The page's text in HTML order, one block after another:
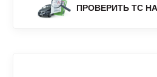
ПРОВЕРИТЬ ТС